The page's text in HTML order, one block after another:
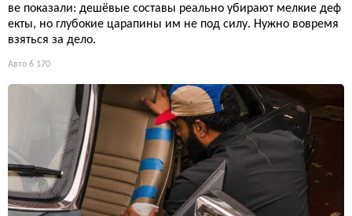
ве показали: дешёвые составы реально убирают мелкие деф
екты, но глубокие царапины им не под силу. Нужно вовремя
взяться за дело.
Авто 6 170